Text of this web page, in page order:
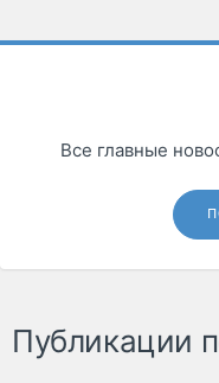
Все главные
Публикации